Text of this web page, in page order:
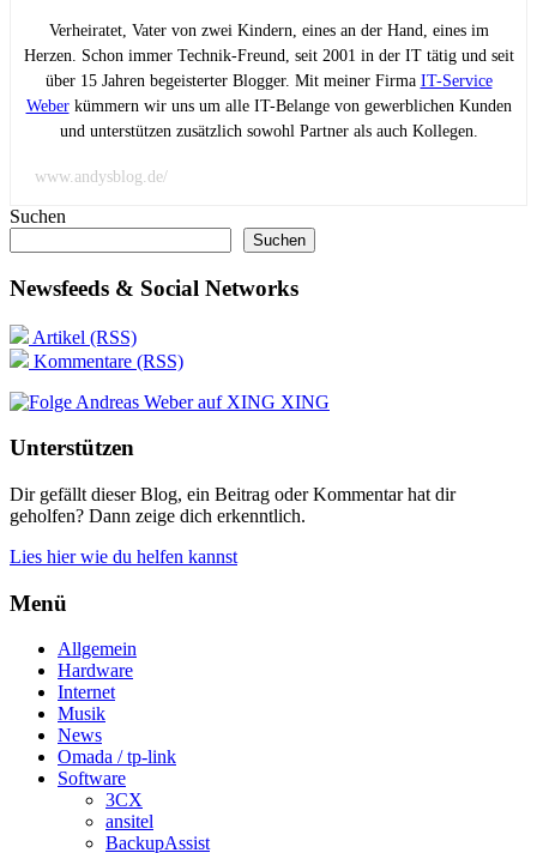
Verheiratet, Vater von zwei Kindern, eines an der Hand, eines im
Herzen. Schon immer Technik-Freund, seit 2001 in der IT tätig und seit
über 15 Jahren begeisterter Blogger. Mit meiner Firma IT-Service
Weberkümmern wir uns um alle IT-Belange von gewerblichen Kunden
und unterstützen zusätzlich sowohl Partner als auch Kollegen.
www.andysblog.de/
Suchen
Suchen
Newsfeeds & Social Networks
Artikel (RSS)
Kommentare (RSS)
XING
Unterstützen
Dir gefällt dieser Blog, ein Beitrag oder Kommentar hat dir
geholfen? Dann zeige dich erkenntlich.
Lies hier wie du helfen kannst
Menü
Allgemein
Hardware
Internet
Musik
News
Omada / tp-link
Software
3CX
ansitel
BackupAssist